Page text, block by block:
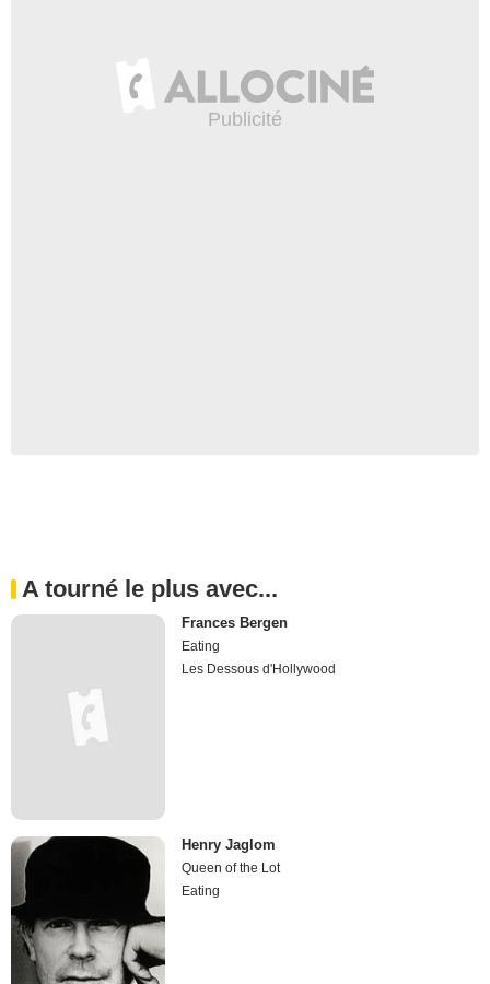
A tourné le plus avec...
Frances Bergen
Eating
Les Dessous d'Hollywood
Henry Jaglom
Queen of the Lot
Eating